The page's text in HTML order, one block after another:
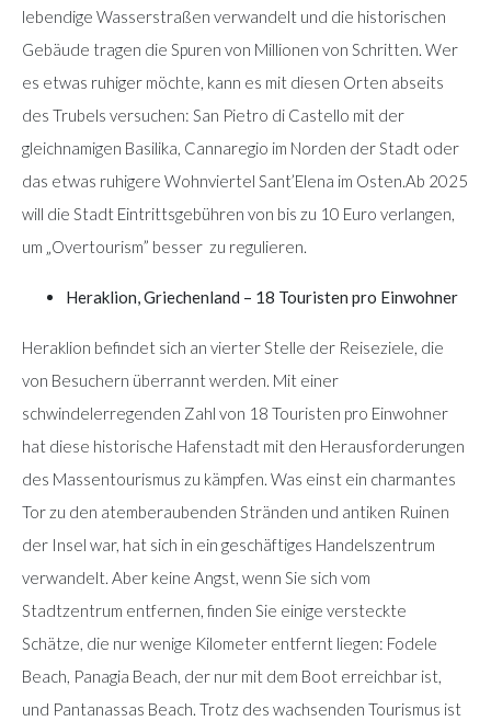
lebendige Wasserstraßen verwandelt und die historischen
Gebäude tragen die Spuren von Millionen von Schritten. Wer
es etwas ruhiger möchte, kann es mit diesen Orten abseits
des Trubels versuchen: San Pietro di Castello mit der
gleichnamigen Basilika, Cannaregio im Norden der Stadt oder
das etwas ruhigere Wohnviertel Sant’Elena im Osten.Ab 2025
will die Stadt Eintrittsgebühren von bis zu 10 Euro verlangen,
um „Overtourism” besser zu regulieren.
Heraklion, Griechenland – 18 Touristen pro Einwohner
Heraklion befindet sich an vierter Stelle der Reiseziele, die
von Besuchern überrannt werden. Mit einer
schwindelerregenden Zahl von 18 Touristen pro Einwohner
hat diese historische Hafenstadt mit den Herausforderungen
des Massentourismus zu kämpfen. Was einst ein charmantes
Tor zu den atemberaubenden Stränden und antiken Ruinen
der Insel war, hat sich in ein geschäftiges Handelszentrum
verwandelt. Aber keine Angst, wenn Sie sich vom
Stadtzentrum entfernen, finden Sie einige versteckte
Schätze, die nur wenige Kilometer entfernt liegen: Fodele
Beach, Panagia Beach, der nur mit dem Boot erreichbar ist,
und Pantanassas Beach. Trotz des wachsenden Tourismus ist